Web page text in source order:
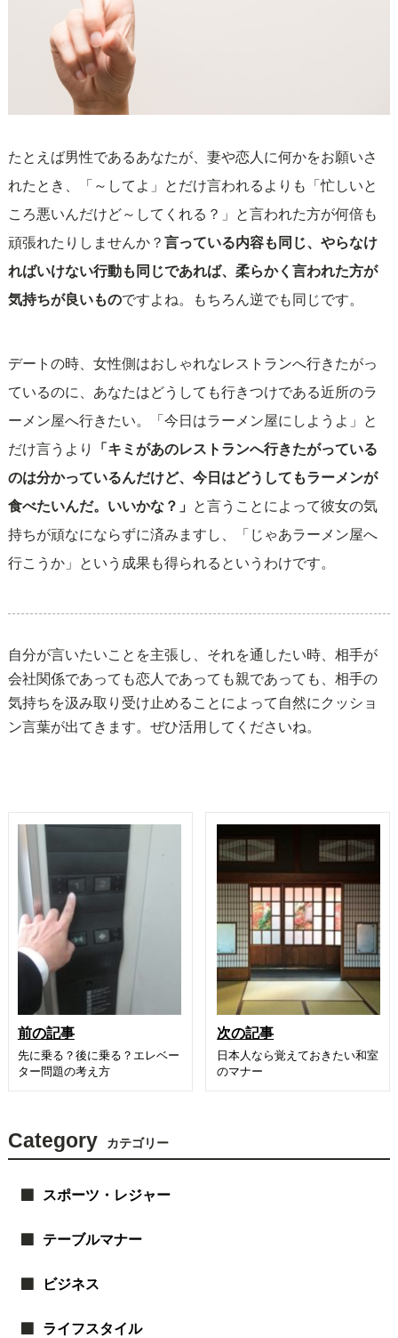
たとえば男性であるあなたが、妻や恋人に何かをお願いさ
れたとき、「～してよ」とだけ言われるよりも「忙しいと
ころ悪いんだけど～してくれる？」と言われた方が何倍も
頑張れたりしませんか？ 言っている内容も同じ、やらなけ
ればいけない行動も同じであれば、柔らかく言われた方が
気持ちが良いものですよね。もちろん逆でも同じです。
デートの時、女性側はおしゃれなレストランへ行きたがっ
ているのに、あなたはどうしても行きつけである近所のラ
ーメン屋へ行きたい。「今日はラーメン屋にしようよ」と
だけ言うより
「キミがあのレストランへ行きたがっている
のは分かっているんだけど、今日はどうしてもラーメンが
食べたいんだ。いいかな？」 と言うことによって彼女の気
持ちが頑なにならずに済みますし、「じゃあラーメン屋へ
行こうか」という成果も得られるというわけです。
自分が言いたいことを主張し、それを通したい時、相手が
会社関係であっても恋人であっても親であっても、相手の
気持ちを汲み取り受け止めることによって自然にクッショ
ン言葉が出てきます。ぜひ活用してくださいね。
前の記事
先に乗る？後に乗る？エレベー
ター問題の考え方
次の記事
日本人なら覚えておきたい和室
のマナー
Category カテゴリー
スポーツ・レジャー
テーブルマナー
ビジネス
ライフスタイル